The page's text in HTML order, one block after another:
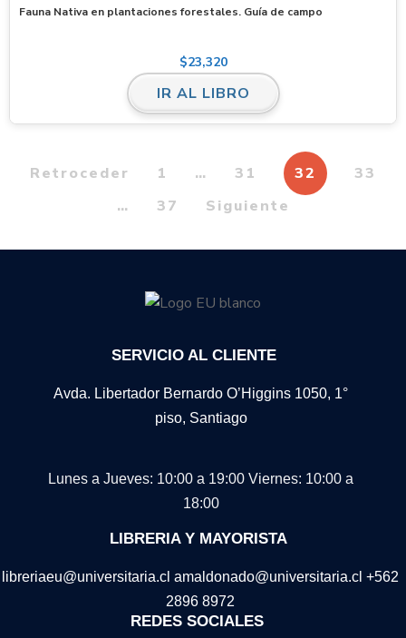
Fauna Nativa en plantaciones forestales. Guía de campo
$23,320
IR AL LIBRO
Retroceder 1 … 31 32
33
…
37 Siguiente
SERVICIO AL CLIENTE
Avda. Libertador Bernardo O’Higgins 1050, 1°
piso, Santiago
Lunes a Jueves: 10:00 a 19:00 Viernes: 10:00 a
18:00
LIBRERIA Y MAYORISTA
libreriaeu@universitaria.cl amaldonado@universitaria.cl +562
2896 8972
REDES SOCIALES